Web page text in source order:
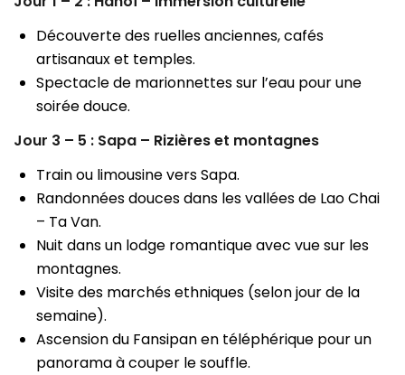
Découverte des ruelles anciennes, cafés
artisanaux et temples.
Spectacle de marionnettes sur l’eau pour une
soirée douce.
Jour 3 – 5 : Sapa – Rizières et montagnes
Train ou limousine vers Sapa.
Randonnées douces dans les vallées de Lao Chai
– Ta Van.
Nuit dans un lodge romantique avec vue sur les
montagnes.
Visite des marchés ethniques (selon jour de la
semaine).
Ascension du Fansipan en téléphérique pour un
panorama à couper le souffle.